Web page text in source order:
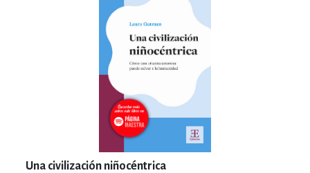
Una civilización niñocéntrica